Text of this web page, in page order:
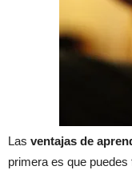
Las ventajas de
primera es que